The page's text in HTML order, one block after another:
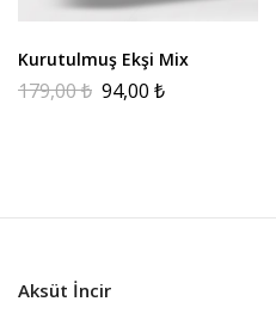
Kurutulmuş Ekşi Mix
179,00₺ 94,00 ₺
Aksüt İncir